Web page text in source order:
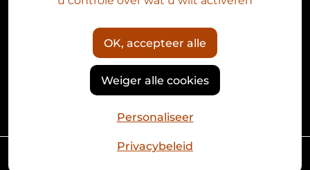
Het Mariaklokkenspel
OK, accepteer alle
Weiger alle cookies
Personaliseer
Privacybeleid